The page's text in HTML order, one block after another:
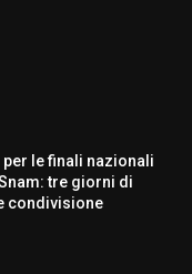
le finali nazionali
tre giorni di
condivisione